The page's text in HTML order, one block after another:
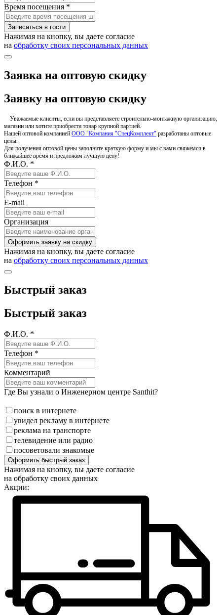
Время посещения *
Записаться в гости
Нажимая на кнопку, вы даете согласие
на обработку своих персональных данных
Заявка на оптовую скидку
Заявку на оптовую скидку
Уважаемые клиенты, если вы представляете строительно-монтажную организацию,
магазин или хотите приобрести товар крупной партией.
Нашей оптовой компанией ООО "Компания "СпецКомплект" разработаны оптовые
цены.
Для получения оптовой цены заполните краткую форму и мы с вами свяжемся в
ближайшее время и предложим лучшую цену!
Ф.И.О. *
Телефон *
E-mail
Организация
Оформить заявку на скидку
Нажимая на кнопку, вы даете согласие
на обработку своих персональных данных
Быстрый заказ
Быстрый заказ
Ф.И.О. *
Телефон *
Комментарий
Где Вы узнали о Инженерном центре Santhit?
поиск в интернете
увидел рекламу в интернете
реклама на транспорте
телевидение или радио
посоветовали знакомые
Оформить быстрый заказ
Нажимая на кнопку, вы даете согласие
на обработку своих данных
Акции: